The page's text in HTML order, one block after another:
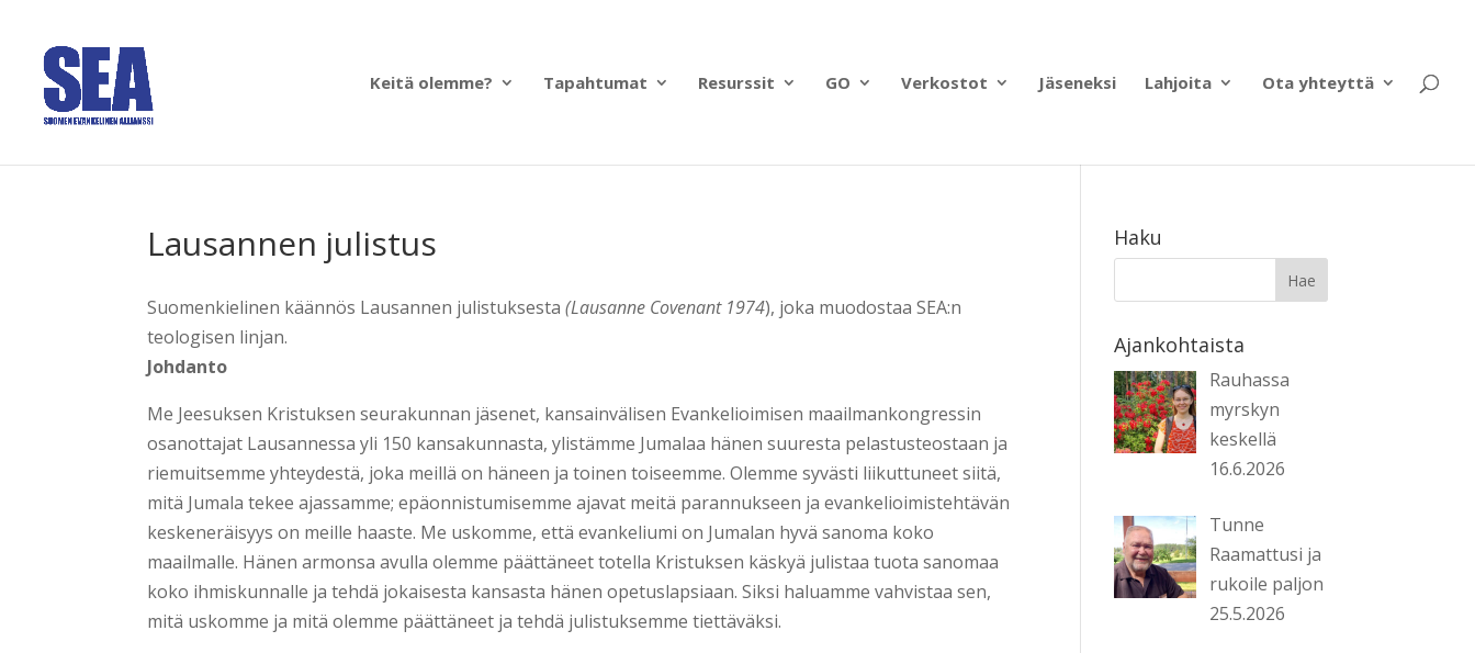
Keitä olemme? Tapahtumat Resurssit GO Verkostot Jäseneksi Lahjoita Ota yhteyttä
Lausannen julistus
Suomenkielinen käännös Lausannen julistuksesta(Lausanne Covenant 1974), joka muodostaa SEA:n
teologisen linjan.
Johdanto
Me Jeesuksen Kristuksen seurakunnan jäsenet, kansainvälisen Evankelioimisen maailmankongressin
osanottajat Lausannessa yli 150 kansakunnasta, ylistämme Jumalaa hänen suuresta pelastusteostaan ja
riemuitsemme yhteydestä, joka meillä on häneen ja toinen toiseemme. Olemme syvästi liikuttuneet siitä,
mitä Jumala tekee ajassamme; epäonnistumisemme ajavat meitä parannukseen ja evankelioimistehtävän
keskeneräisyys on meille haaste. Me uskomme, että evankeliumi on Jumalan hyvä sanoma koko
maailmalle. Hänen armonsa avulla olemme päättäneet totella Kristuksen käskyä julistaa tuota sanomaa
koko ihmiskunnalle ja tehdä jokaisesta kansasta hänen opetuslapsiaan. Siksi haluamme vahvistaa sen,
mitä uskomme ja mitä olemme päättäneet ja tehdä julistuksemme tiettäväksi.
Haku
Ajankohtaista
Rauhassa
myrskyn
keskellä
16.6.2026
Tunne
Raamattusi ja
rukoile paljon
25.5.2026